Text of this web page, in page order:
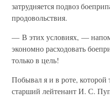
затрудняется подвоз
продовольствия.
— В этих условиях, —
экономно расходовать
только в цель!
Побывал я и в роте, которой
старший лейтенант И. С.